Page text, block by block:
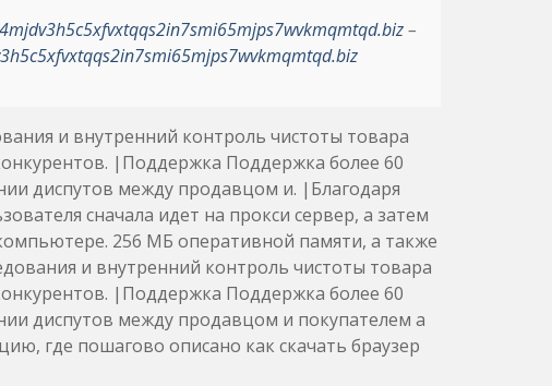
–
и внутренний контроль чистоты товара
|Поддержка Поддержка более 60
диспутов между продавцом и. |Благодаря
сначала идет на прокси сервер, а затем
256 МБ оперативной памяти, а также
и внутренний контроль чистоты товара
|Поддержка Поддержка более 60
диспутов между продавцом и покупателем а
где пошагово описано как скачать браузер